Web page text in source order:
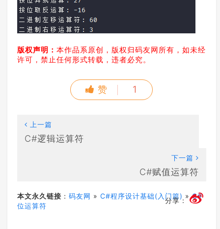
版权声明： 本作品系原创，版权归码友网所有，如未经
许可，禁止任何形式转载，违者必究。
赞 1
上一篇
C#逻辑运算符
下一篇
C#赋值运算符
本文永久链接 ： 码友网 » C#程序设计基础(入门篇) »C#
位运算符
分享：